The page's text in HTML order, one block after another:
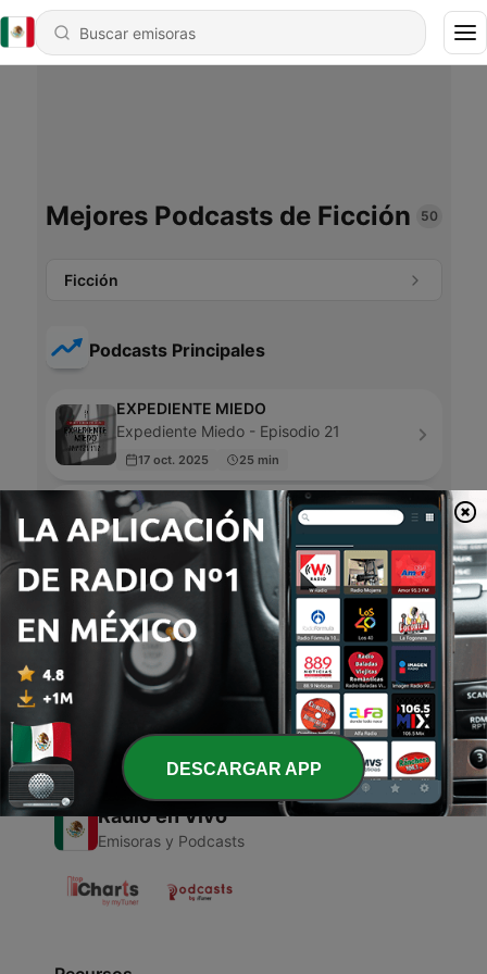
Mejores Podcasts de Ficción 50
Ficción
Podcasts Principales
EXPEDIENTE MIEDO
Expediente Miedo - Episodio 21
17 oct. 2025 25 min
Cuentos de Terror con Kris Durden
Kris Durden - Episodio 31
2 min
Página de 4
Radio en Vivo
Emisoras y Podcasts
DESCARGAR APP